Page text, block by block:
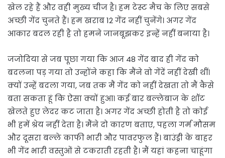
खेल रहे हैं और वही मुख्य चीज है। हम टेस्ट मैच के लिए सबसे
अच्छी गेंद चुनते हैं। हम खराब 12 गेंद नहीं चुनेंगे। अगर गेंद
आकार बदल रही है तो हमने जानबूझकर इन्हें नहीं बनाया है।
जजोदिया से जब पूछा गया कि आज 48 गेंद बाद ही गेंद को
बदलना पड़ गया तो उन्होंने कहा कि मैंने वो गेंदें नहीं देखी थीं।
क्यों उन्हें बदला गया, जब तक मैं गेंद को नहीं देखता तो मैं कैसे
बता सकता हूं कि ऐसा क्यों हुआ। कई बार बल्लेबाज के शॉट
खेलते हुए लेदर कट जाता है। अगर गेंद अच्छी होती है तो कोई
भी हमें श्रेय नहीं देता है। मैंने दो कारण बताए, पहला गर्म मौसम
और दूसरा बल्ले काफी भारी और पावरफुल हैं। बाउंड्री के बाहर
भी गेंद भारी वस्तुओं से टकराती रहती है। मैं यहां कहना चाहूंगा